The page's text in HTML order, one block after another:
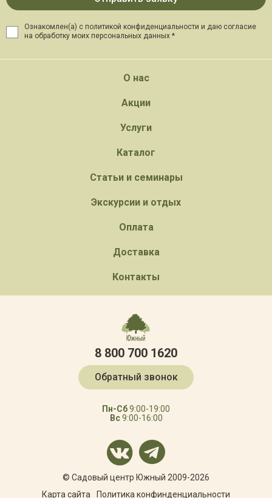
Ознакомлен(а) с политикой конфиденциальности и даю согласие
на обработку моих персональных данных *
О нас
Акции
Услуги
Каталог
Статьи и семинары
Экскурсии и отдых
Оплата
Доставка
Контакты
8 800 700 1620
Обратный звонок
Пн-Сб9:00-19:00
Вс9:00-16:00
© Садовый центр Южный 2009-2026
Карта сайта
Политика конфинденциальности